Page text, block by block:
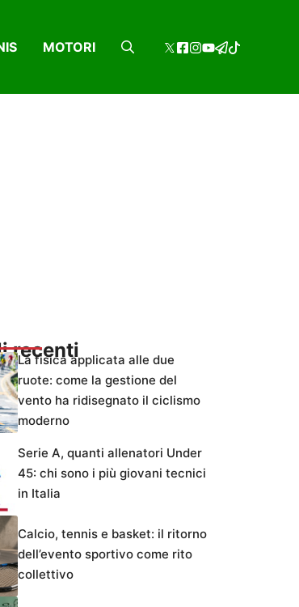
MOTORI
recenti
La fisica applicata alle due
ruote: come la gestione del
vento ha ridisegnato il ciclismo
moderno
Serie A, quanti allenatori Under
45: chi sono i più giovani tecnici
in Italia
Calcio, tennis e basket: il ritorno
dell’evento sportivo come rito
collettivo